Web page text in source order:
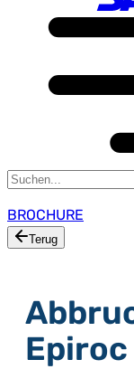
BROCHURE
Terug